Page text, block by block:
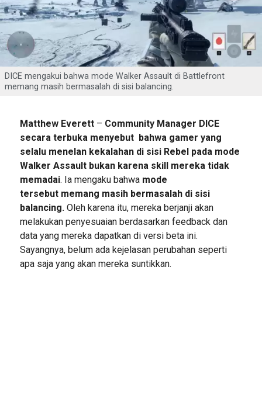
DICE mengakui bahwa mode Walker Assault di Battlefront
memang masih bermasalah di sisi balancing.
Matthew Everett– Community Manager DICE
secara terbuka menyebut bahwa gamer yang
selalu menelan kekalahan di sisi Rebel pada mode
Walker Assault bukan karena skill mereka tidak
memadai. Ia mengaku bahwamode
tersebut memang masih bermasalah di sisi
balancing. Oleh karena itu, mereka berjanji akan
melakukan penyesuaian berdasarkan feedback dan
data yang mereka dapatkan di versi beta ini.
Sayangnya, belum ada kejelasan perubahan seperti
apa saja yang akan mereka suntikkan.